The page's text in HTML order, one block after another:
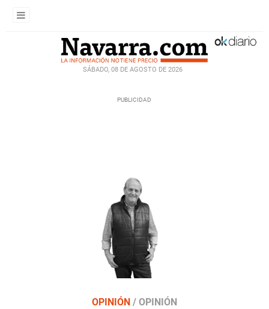
SÁBADO, 08 DE AGOSTO DE 2026
OPINIÓN / OPINIÓN